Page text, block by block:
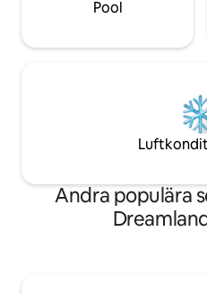
Pool
Andra populära